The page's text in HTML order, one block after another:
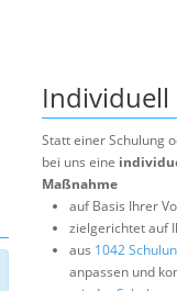
Statt einer Schulung
bei uns eine
Maßnahme
auf Basis Ihrer
zielgerichtet auf
aus 1042
anpassen und